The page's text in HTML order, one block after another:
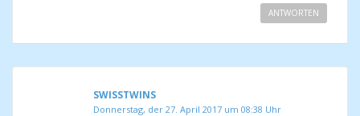
ANTWORTEN
SWISSTWINS
Donnerstag, der 27. April 2017 um 08:38 Uhr